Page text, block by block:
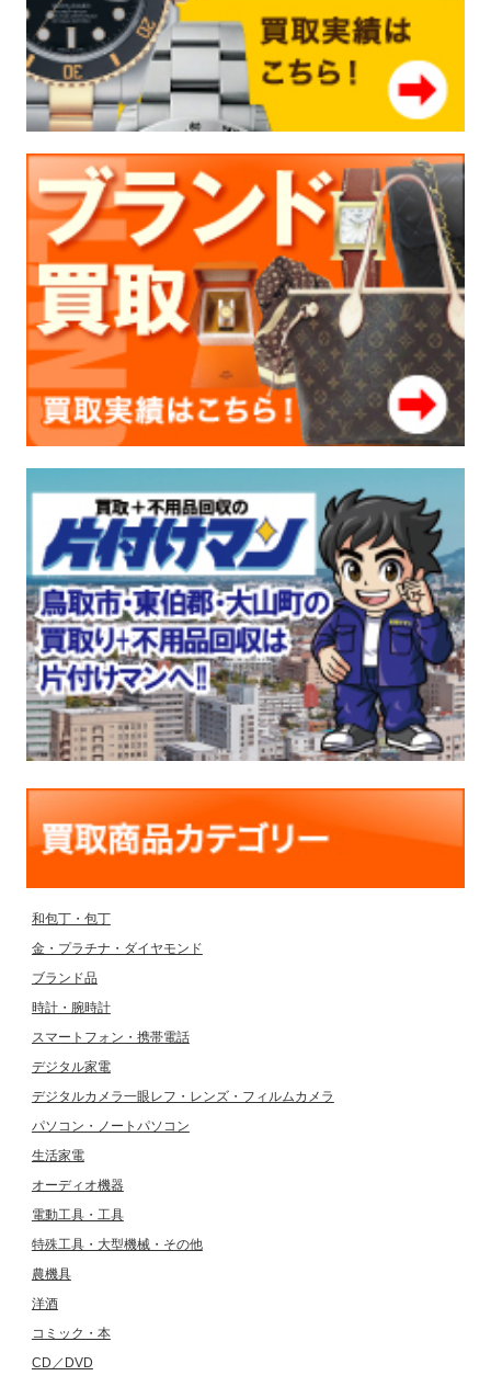
和包丁・包丁
金・プラチナ・ダイヤモンド
ブランド品
時計・腕時計
スマートフォン・携帯電話
デジタル家電
デジタルカメラ一眼レフ・レンズ・フィルムカメラ
パソコン・ノートパソコン
生活家電
オーディオ機器
電動工具・工具
特殊工具・大型機械・その他
農機具
洋酒
コミック・本
CD／DVD